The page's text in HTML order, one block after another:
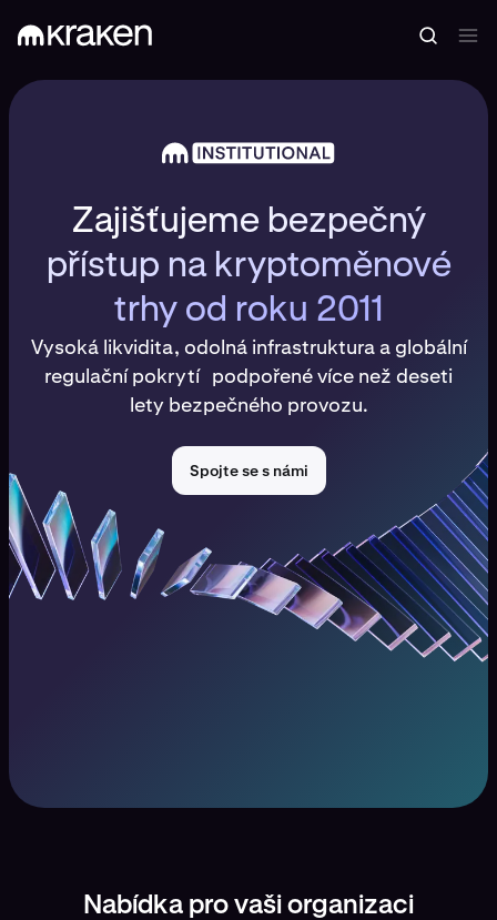
Zajišťujeme bezpečný
přístup na kryptoměnové
trhy od roku 2011
Vysoká likvidita, odolná infrastruktura a globální
regulační pokrytí podpořené více než deseti
lety bezpečného provozu.
Spojte se s námi
Nabídka pro vaši organizaci